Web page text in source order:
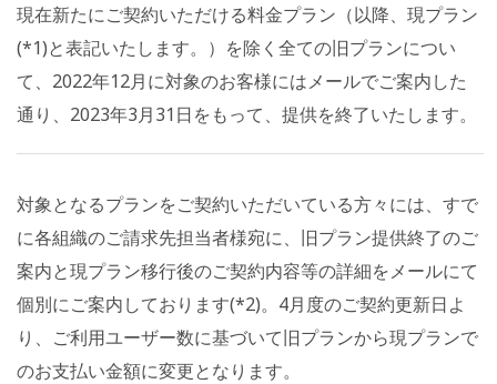
現在新たにご契約いただける料金プラン（以降、現プラン
(*1)と表記いたします。）を除く全ての旧プランについ
て、2022年12月に対象のお客様にはメールでご案内した
通り、2023年3月31日をもって、提供を終了いたします。
対象となるプランをご契約いただいている方々には、すで
に各組織のご請求先担当者様宛に、旧プラン提供終了のご
案内と現プラン移行後のご契約内容等の詳細をメールにて
個別にご案内しております(*2)。4月度のご契約更新日よ
り、ご利用ユーザー数に基づいて旧プランから現プランで
のお支払い金額に変更となります。